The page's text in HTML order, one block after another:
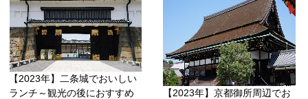
【2023年】二条城でおいしい
ランチ～観光の後におすすめ
【2023年】京都御所周辺でお